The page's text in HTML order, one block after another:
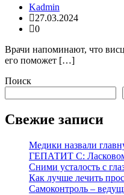
Kadmin
27.03.2024
0
Врачи напоминают, что
его поможет […]
Поиск
Свежие записи
Медики назвали
ГЕПАТИТ С:
Сними усталость с
Как лучше лечить
Самоконтроль –